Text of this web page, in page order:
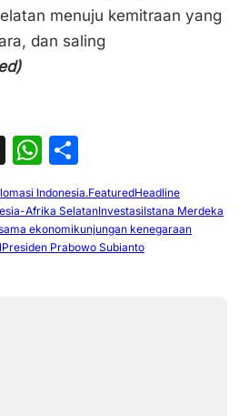
menuju kemitraan yang
dan saling
X
W
at
s
ar
e
Indonesia.FeaturedHeadline
Afrika SelatanInvestasiIstana Merdeka
ekonomikunjungan kenegaraan
Presiden Prabowo Subianto